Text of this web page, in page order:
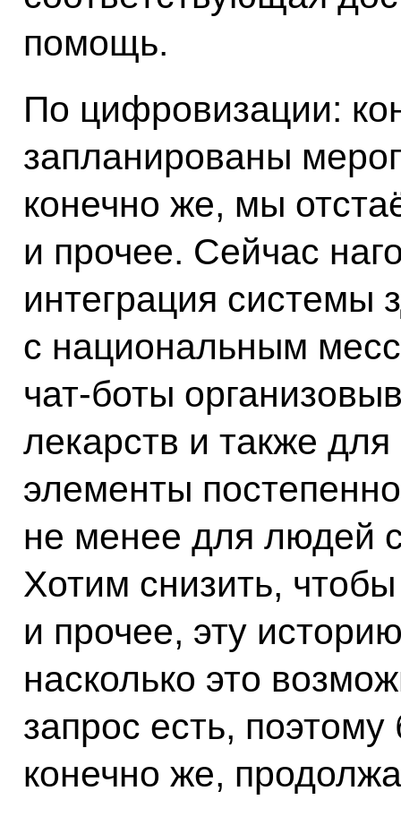
помощь.
По цифровизации:
запланированы
конечно же, мы
и прочее. Сейчас
интеграция системы
с национальным
чат-боты
лекарств и также для
элементы
не менее для людей
Хотим снизить,
и прочее, эту
насколько это
запрос есть, поэтому
конечно же,